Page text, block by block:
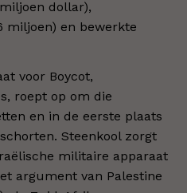
dollar),
miljoen) en bewerkte
voor Boycot,
roept op om die
en in de eerste plaats
Steenkool zorgt
militaire apparaat
argument van Palestine